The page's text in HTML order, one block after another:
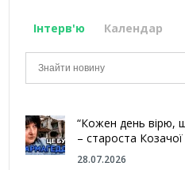
Інтерв'ю Календар
“Кожен день вірю,
– староста
28.07.2026